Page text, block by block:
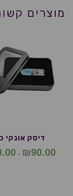
מוצרים
דיסק אונקי
₪90.00
–